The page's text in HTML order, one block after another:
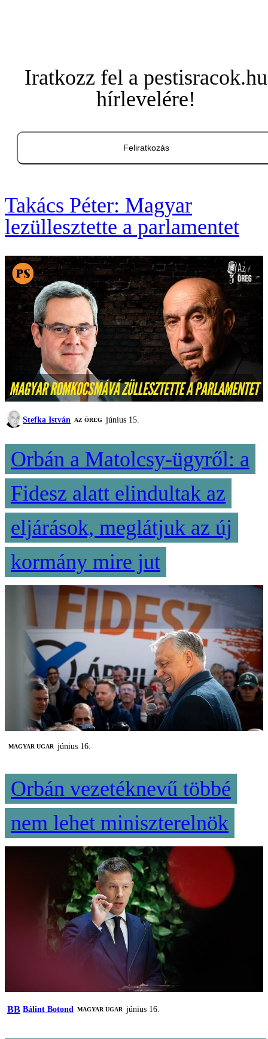
Iratkozz fel a pestisracok.hu
hírlevelére!
Feliratkozás
Takács Péter: Magyar
lezüllesztette a parlamentet
Stefka István AZ ÖREG június 15.
Orbán a Matolcsy-ügyről: a
Fidesz alatt elindultak az
eljárások, meglátjuk az új
kormány mire jut
MAGYAR UGAR június 16.
Orbán vezetéknevű többé
nem lehet miniszterelnök
BB Bálint Botond MAGYAR UGAR június 16.